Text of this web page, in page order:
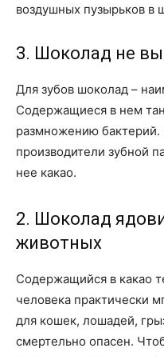
воздушных пузырьков в
3. Шоколад не
Для зубов шоколад –
Содержащиеся в нем
размножению бактерий.
производители зубной
нее какао.
2. Шоколад
животных
Содержащийся в какао
человека практически
для кошек, лошадей,
смертельно опасен.